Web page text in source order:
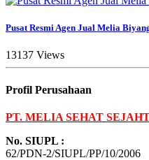
Pusat Resmi Agen Jual Melia
13137 Views
Profil Perusahaan
PT. MELIA SEHAT
No. SIUPL :
62/PDN-2/SIUPL/PP/10/2006